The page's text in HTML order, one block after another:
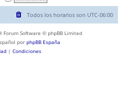
Todos los horarios son UTC-06:00
Forum Software © phpBB Limited
por phpBB España
| Condiciones